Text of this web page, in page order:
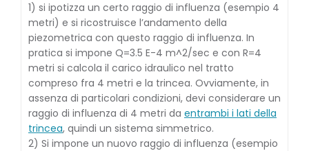
1) si ipotizza un certo raggio di influenza (esempio 4
metri) e si ricostruisce l’andamento della
piezometrica con questo raggio di influenza. In
pratica si impone Q=3.5 E-4 m^2/sec e con R=4
metri si calcola il carico idraulico nel tratto
compreso fra 4 metri e la trincea. Ovviamente, in
assenza di particolari condizioni, devi considerare un
raggio di influenza di 4 metri da entrambi i lati della
trincea, quindi un sistema simmetrico.
2) Si impone un nuovo raggio di influenza (esempio